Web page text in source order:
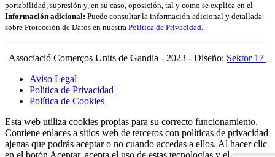
portabilidad, supresión y, en su caso, oposición, tal y como se explica en el
Información adicional: Puede consultar la información adicional y detallada
sobre Protección de Datos en nuestra Política de Privacidad.
Associació Comerços Units de Gandia - 2023 - Diseño: Sektor 17
Aviso Legal
Política de Privacidad
Política de Cookies
Esta web utiliza cookies propias para su correcto funcionamiento.
Contiene enlaces a sitios web de terceros con políticas de privacidad
ajenas que podrás aceptar o no cuando accedas a ellos. Al hacer clic